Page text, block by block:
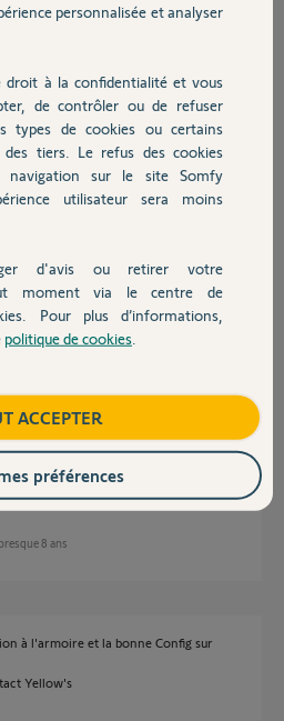
fil de discussion
via TaHoma ?
compris dans des scénarios.
8 ans
à l'armoire et la bonne Config sur
Yellow's
personnalisée et analyser
droit à la confidentialité et vous
de contrôler ou de refuser
types de cookies ou certains
des tiers. Le refus des cookies
navigation sur le site Somfy
utilisateur sera moins
d'avis ou retirer votre
moment via le centre de
Pour plus d’informations,
politique de cookies
ACCEPTER
préférences